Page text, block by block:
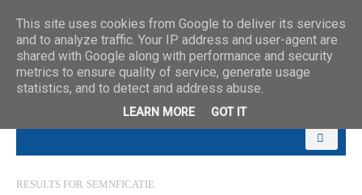
RESULTS FOR SEMNFICATIE
This site uses cookies from Google to deliver its services
and to analyze traffic. Your IP address and user-agent are
shared with Google along with performance and security
metrics to ensure quality of service, generate usage
statistics, and to detect and address abuse.
LEARN MORE GOT IT